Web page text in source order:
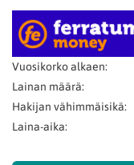
Vuosikorko alkaen:
Lainan määrä:
Hakijan vähimmäisikä:
Laina-aika: